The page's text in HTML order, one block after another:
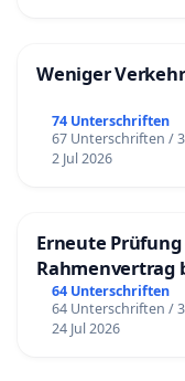
Weniger
74 Unterschriften
67 Unterschriften /
2 Jul 2026
Erneute
Rahmenvertrag
64 Unterschriften
64 Unterschriften /
24 Jul 2026